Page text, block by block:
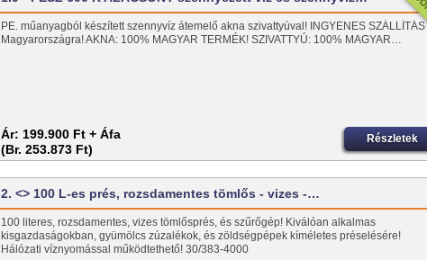
PE. műanyagból készített szennyvíz átemelő akna szivattyúval! INGYENES SZÁLLÍTÁS
Magyarországra! AKNA: 100% MAGYAR TERMÉK! SZIVATTYÚ: 100% MAGYAR…
Ár: 199.900 Ft + Áfa
(Br. 253.873 Ft)
Részletek
2. <> 100 L-es prés, rozsdamentes tömlős - vizes -…
100 literes, rozsdamentes, vizes tömlősprés, és szűrőgép! Kiválóan alkalmas
kisgazdaságokban, gyümölcs zúzalékok, és zöldségpépek kíméletes préselésére!
Hálózati víznyomással működtethető! 30/383-4000